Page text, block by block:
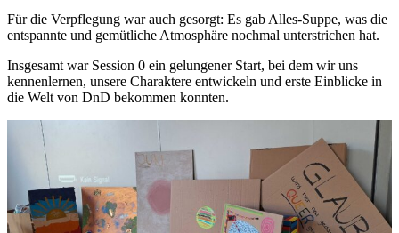
Für die Verpflegung war auch gesorgt: Es gab Alles-Suppe, was die
entspannte und gemütliche Atmosphäre nochmal unterstrichen hat.
Insgesamt war Session 0 ein gelungener Start, bei dem wir uns
kennenlernen, unsere Charaktere entwickeln und erste Einblicke in
die Welt von DnD bekommen konnten.